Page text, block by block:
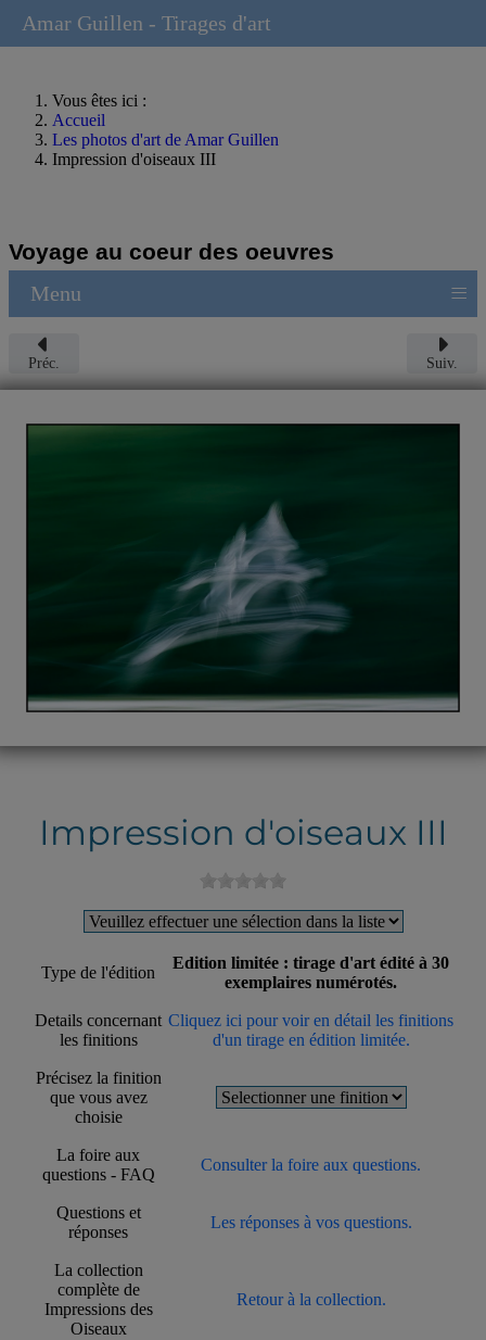
Vous êtes ici :
Accueil
Les photos d'art de Amar Guillen
Impression d'oiseaux III
Voyage au coeur des oeuvres
Menu ≡
Préc. Suiv.
Impression d'oiseaux III
Type de l'édition
Edition limitée : tirage d'art édité à 30
exemplaires numérotés.
Details concernant
les finitions
Cliquez ici pour voir en détail les finitions
d'un tirage en édition limitée.
Précisez la finition
que vous avez
choisie
La foire aux
questions - FAQ
Consulter la foire aux questions.
Questions et
réponses
Les réponses à vos questions.
La collection
complète de
Impressions des
Oiseaux
Retour à la collection.
Amar Guillen - Tirages d'art